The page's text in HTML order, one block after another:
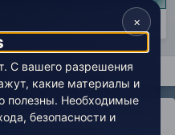
эту страницу.
Эзотерика
×
С вашего разрешения
какие материалы и
полезны. Необходимые
безопасности и